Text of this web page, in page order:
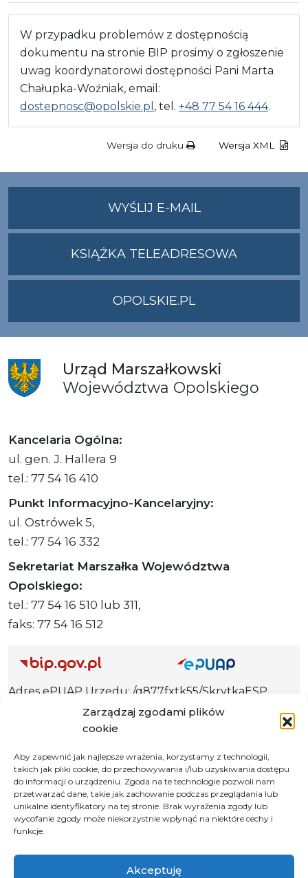
Zarządzaj zgodami plików
cookie
Aby zapewnić jak najlepsze wrażenia, korzystamy z technologii,
takich jak pliki cookie, do przechowywania i/lub uzyskiwania dostępu
do informacji o urządzeniu. Zgoda na te technologie pozwoli nam
przetwarzać dane, takie jak zachowanie podczas przeglądania lub
unikalne identyfikatory na tej stronie. Brak wyrażenia zgody lub
wycofanie zgody może niekorzystnie wpłynąć na niektóre cechy i
funkcje.
Akceptuję
W przypadku problemów z dostępnością
dokumentu na stronie BIP prosimy o zgłoszenie
uwag koordynatorowi dostępności Pani Marta
Chałupka-Woźniak, email:
dostepnosc@opolskie.pl , tel. +48 77 54 16 444.
Wersja do druku Wersja XML
WYŚLIJ E-MAILNA
ADRES
KSIĄŻKA TELEADRESOWA
OPOLSKIE.PL
Urząd Marszałkowski
Województwa Opolskiego
Kancelaria Ogólna:
ul. gen. J. Hallera 9
tel.: 77 54 16 410
Punkt Informacyjno-Kancelaryjny:
ul. Ostrówek 5,
tel.: 77 54 16 332
Sekretariat Marszałka Województwa
Opolskiego:
tel.: 77 54 16 510 lub 311,
faks: 77 54 16 512
Adres ePUAP Urzędu: /q877fxtk55/SkrytkaESP
Adres do e-Doręczeń
Urzędu: AE:PL-66703-73759-IGTUV-14
Polityka prywatności
Klauzula informacyjna RODO
Deklaracja dostępności